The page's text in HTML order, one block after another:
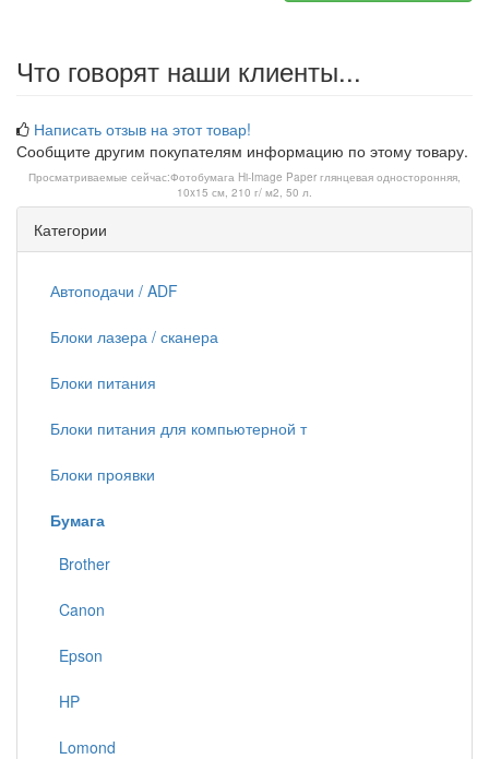
Что говорят наши клиенты...
Написать отзыв на этот товар!
Сообщите другим покупателям информацию по этому товару.
Просматриваемые сейчас:Фотобумага Hi-Image Paper глянцевая односторонняя,
10x15 см, 210 г/ м2, 50 л.
Категории
Автоподачи / ADF
Блоки лазера / сканера
Блоки питания
Блоки питания для компьютерной т
Блоки проявки
Бумага
Brother
Canon
Epson
HP
Lomond